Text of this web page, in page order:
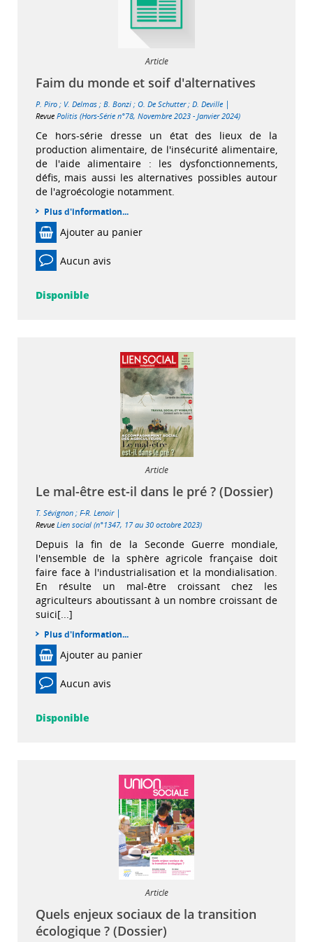
Article
Faim du monde et soif d'alternatives
P. Piro ; V. Delmas ; B. Bonzi ; O. De Schutter; D. Deville |
Revue Politis (Hors-Série n°78, Novembre 2023 - Janvier 2024)
Ce hors-série dresse un état des lieux de la
production alimentaire, de l'insécurité alimentaire,
de l'aide alimentaire : les dysfonctionnements,
défis, mais aussi les alternatives possibles autour
de l'agroécologie notamment.
Plus d'information...
Ajouter au panier
Aucun avis
Disponible
Article
Le mal-être est-il dans le pré ? (Dossier)
T. Sévignon ; F-R. Lenoir |
Revue Lien social (n°1347, 17 au 30 octobre 2023)
Depuis la fin de la Seconde Guerre mondiale,
l'ensemble de la sphère agricole française doit
faire face à l'industrialisation et la mondialisation.
En résulte un mal-être croissant chez les
agriculteurs aboutissant à un nombre croissant de
suici[...]
Plus d'information...
Ajouter au panier
Aucun avis
Disponible
Article
Quels enjeux sociaux de la transition
écologique ? (Dossier)